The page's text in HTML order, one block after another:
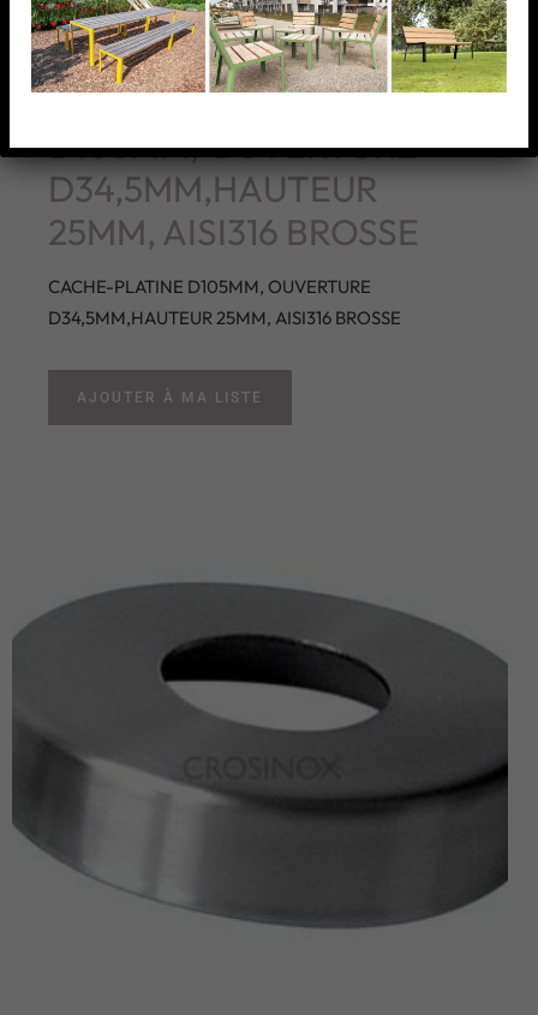
CACHE-PLATINE
D105MM, OUVERTURE
D34,5MM,HAUTEUR
25MM, AISI316 BROSSE
CACHE-PLATINE D105MM, OUVERTURE
D34,5MM,HAUTEUR 25MM, AISI316 BROSSE
AJOUTER À MA LISTE